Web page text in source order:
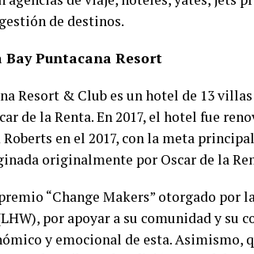
de destinos.
Bay Puntacana Resort
Resort & Club es un hotel de 13
de la Renta. En 2017, el hotel fue
en el 2017, con la meta
originalmente por Oscar de la
“Change Makers” otorgado por
por apoyar a su comunidad y su
y emocional de esta. Asimismo,